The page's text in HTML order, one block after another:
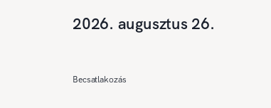
2026. augusztus 26.
Becsatlakozás